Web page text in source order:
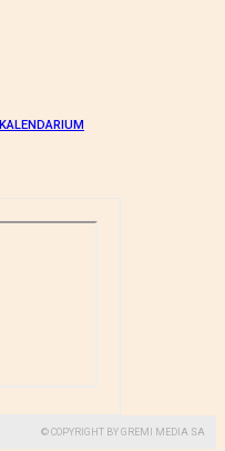
KALENDARIUM
© COPYRIGHT BY GREMI MEDIA SA